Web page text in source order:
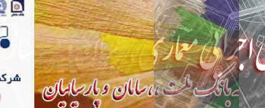
1 2 3 4 5